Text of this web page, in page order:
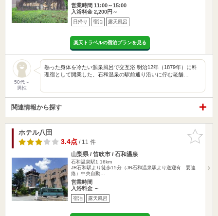
営業時間 11:00～15:00
入浴料金 2,200円～
日帰り 宿泊 露天風呂
楽天トラベルの宿泊プランを見る
50代～
男性
熱った身体を冷たい源泉風呂で交互浴 明治12年（1879年）に料
理宿として開業した、石和温泉の駅前通り沿いに佇む老舗…
関連情報から探す
お気に入
りに追加
ホテル八田
3.4点/ 11 件
山梨県 / 笛吹市 / 石和温泉
石和温泉駅1.16km
JR石和駅より徒歩15分（JR石和温泉駅より送迎有 要連
絡）中央自動…
営業時間
入浴料金 ～
宿泊 露天風呂